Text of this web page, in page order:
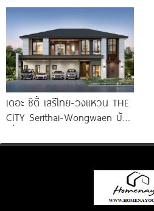
เดอะ ซิตี้ เสรีไทย-วงแหวน THE
CITY Serithai-Wongwaen บ้าน